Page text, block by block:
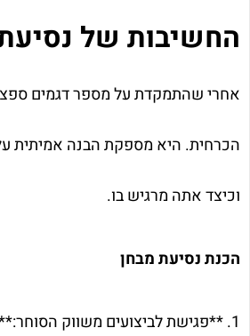
החשיבות של
אחרי שהתמקדת על מספר דגמים
הכרחית. היא מספקת הבנה אמיתית
וכיצד אתה מרגיש בו.
הכנת נסיעת מבחן
1. **פגישת לביצועים משווק